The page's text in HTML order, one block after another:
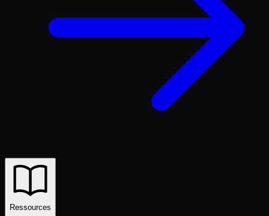
Ressources